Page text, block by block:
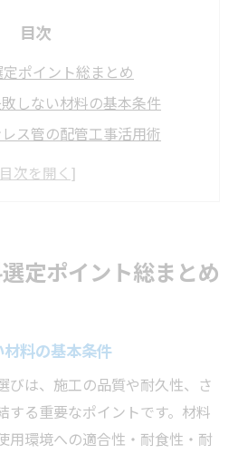
目次
ポイント総まとめ
しない材料の基本条件
ス管の配管工事活用術
チレン管の配管工事適正比較
料の適正な選び方
な鋼管の用途と特長
おける材料選びのコツ
すべき施工性と安全性
での材料選択の極意
配管工事企業の動向
定ポイント総まとめ
料の基本条件
びは、施工の品質や耐久性、さ
する重要なポイントです。材料
用環境への適合性・耐食性・耐